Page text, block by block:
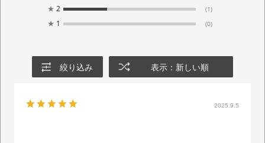
★ 2 (1)
★ 1 (0)
絞り込み 表示：新しい順
2025.9.5